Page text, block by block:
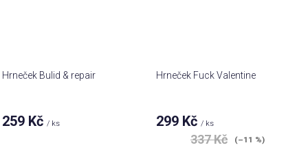
Hrneček Bulid & repair
259 Kč/ ks
Hrneček Fuck Valentine
299 Kč/ ks
337 Kč (–11 %)